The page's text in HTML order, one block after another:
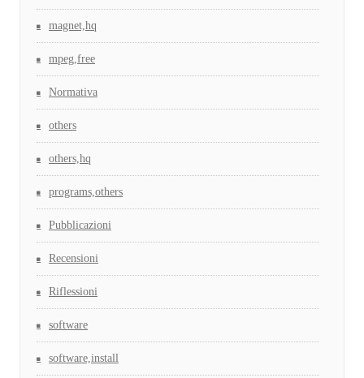
magnet,hq
mpeg,free
Normativa
others
others,hq
programs,others
Pubblicazioni
Recensioni
Riflessioni
software
software,install